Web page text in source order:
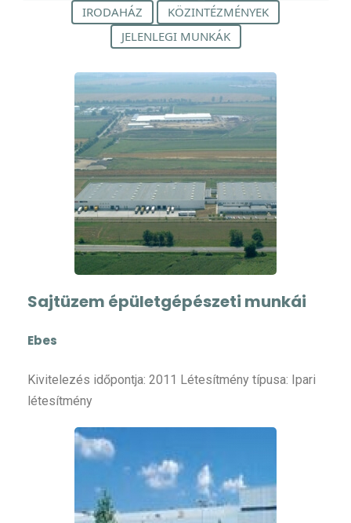
IRODAHÁZ
KÖZINTÉZMÉNYEK
JELENLEGI MUNKÁK
Sajtüzem épületgépészeti munkái
Ebes
Kivitelezés időpontja: 2011 Létesítmény típusa: Ipari
létesítmény